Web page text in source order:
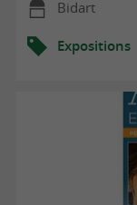
Bidart
Expositions